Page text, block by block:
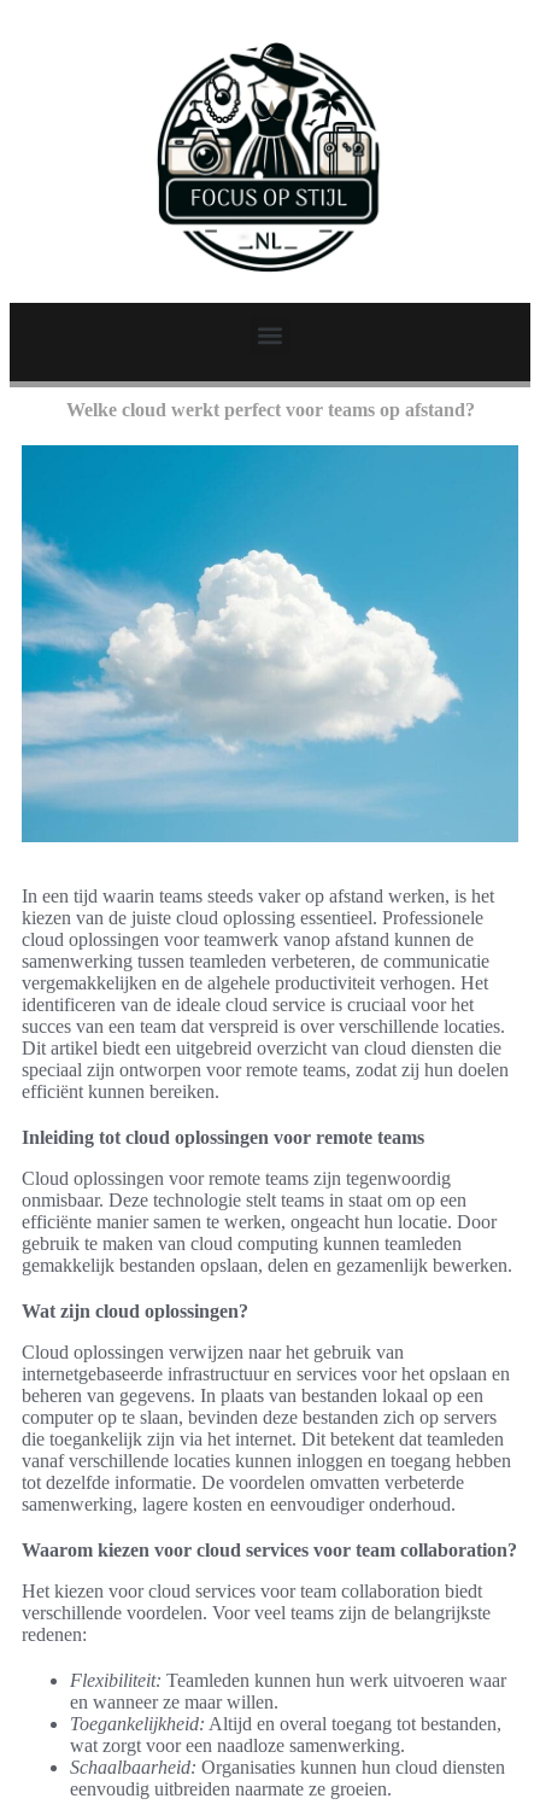
Welke cloud werkt perfect voor teams op afstand?
In een tijd waarin teams steeds vaker op afstand werken, is het
kiezen van de juiste cloud oplossing essentieel. Professionele
cloud oplossingen voor teamwerk vanop afstand kunnen de
samenwerking tussen teamleden verbeteren, de communicatie
vergemakkelijken en de algehele productiviteit verhogen. Het
identificeren van de ideale cloud service is cruciaal voor het
succes van een team dat verspreid is over verschillende locaties.
Dit artikel biedt een uitgebreid overzicht van cloud diensten die
speciaal zijn ontworpen voor remote teams, zodat zij hun doelen
efficiënt kunnen bereiken.
Inleiding tot cloud oplossingen voor remote teams
Cloud oplossingen voor remote teams zijn tegenwoordig
onmisbaar. Deze technologie stelt teams in staat om op een
efficiënte manier samen te werken, ongeacht hun locatie. Door
gebruik te maken van cloud computing kunnen teamleden
gemakkelijk bestanden opslaan, delen en gezamenlijk bewerken.
Wat zijn cloud oplossingen?
Cloud oplossingen verwijzen naar het gebruik van
internetgebaseerde infrastructuur en services voor het opslaan en
beheren van gegevens. In plaats van bestanden lokaal op een
computer op te slaan, bevinden deze bestanden zich op servers
die toegankelijk zijn via het internet. Dit betekent dat teamleden
vanaf verschillende locaties kunnen inloggen en toegang hebben
tot dezelfde informatie. De voordelen omvatten verbeterde
samenwerking, lagere kosten en eenvoudiger onderhoud.
Waarom kiezen voor cloud services voor team collaboration?
Het kiezen voor cloud services voor team collaboration biedt
verschillende voordelen. Voor veel teams zijn de belangrijkste
redenen:
Flexibiliteit: Teamleden kunnen hun werk uitvoeren waar
en wanneer ze maar willen.
Toegankelijkheid: Altijd en overal toegang tot bestanden,
wat zorgt voor een naadloze samenwerking.
Schaalbaarheid: Organisaties kunnen hun cloud diensten
eenvoudig uitbreiden naarmate ze groeien.